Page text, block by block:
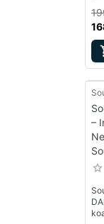
–